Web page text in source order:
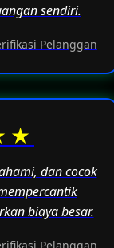
sendiri.
Pelanggan
dan cocok
biaya besar.